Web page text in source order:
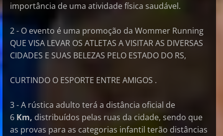
importância de uma atividade física saudável.
2 - O evento é uma promoção da Wommer Running
QUE VISA LEVAR OS ATLETAS A VISITAR AS DIVERSAS
CIDADES E SUAS BELEZAS PELO ESTADO DO RS,
CURTINDO O ESPORTE ENTRE AMIGOS .
3 - A rústica adulto terá a distância oficial de
6 Km, distribuídos pelas ruas da cidade, sendo que
as provas para as categorias infantil terão distâncias